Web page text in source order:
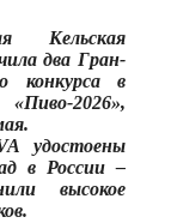
Кельская
два Гран-
конкурса в
2026»,
удостоены
в России –
высокое